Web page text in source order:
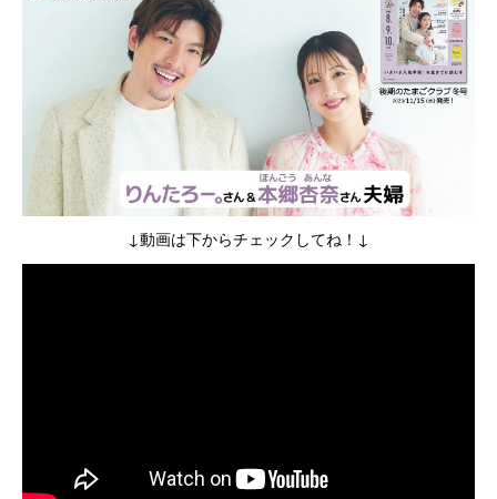
↓動画は下からチェックしてね！↓